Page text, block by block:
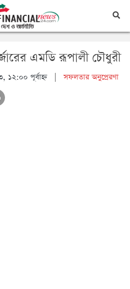
এমডি রূপালী চৌধুরী
১২:০০ পূর্বাহ্ন|সফলতার অনুপ্রেরণা